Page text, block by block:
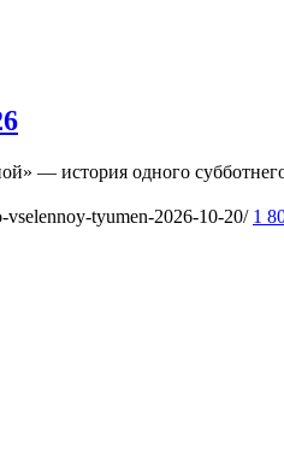
— история одного
vselennoy-tyumen-2026-10-20/ 1